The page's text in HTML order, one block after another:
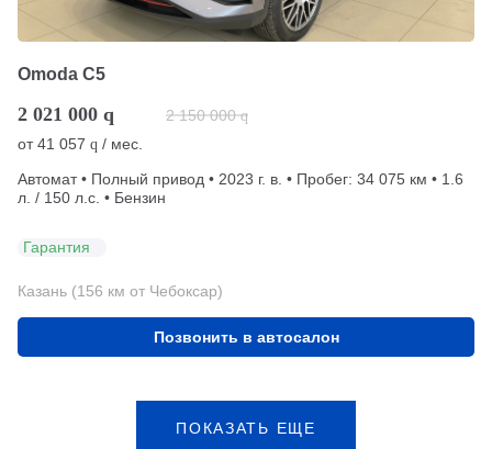
Omoda C5
2 021 000 q 2 150 000 q
от41 057 q / мес.
Автомат • Полный привод • 2023 г. в. • Пробег: 34 075 км • 1.6
л. / 150 л.с. • Бензин
Гарантия
Казань (156 км от Чебоксар)
Позвонить в автосалон
ПОКАЗАТЬ ЕЩЕ